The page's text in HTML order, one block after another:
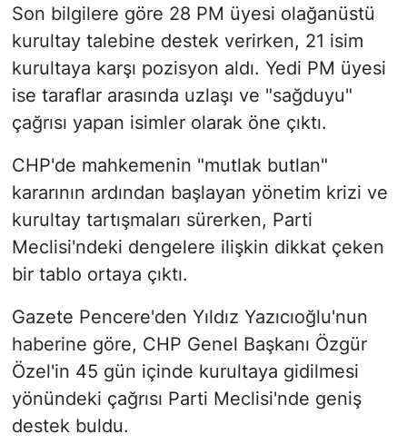
Son bilgilere göre 28 PM üyesi olağanüstü
kurultay talebine destek verirken, 21 isim
kurultaya karşı pozisyon aldı. Yedi PM üyesi
ise taraflar arasında uzlaşı ve "sağduyu"
çağrısı yapan isimler olarak öne çıktı.
CHP'de mahkemenin "mutlak butlan"
kararının ardından başlayan yönetim krizi ve
kurultay tartışmaları sürerken, Parti
Meclisi'ndeki dengelere ilişkin dikkat çeken
bir tablo ortaya çıktı.
Gazete Pencere'den Yıldız Yazıcıoğlu'nun
haberine göre, CHP Genel Başkanı Özgür
Özel'in 45 gün içinde kurultaya gidilmesi
yönündeki çağrısı Parti Meclisi'nde geniş
destek buldu.